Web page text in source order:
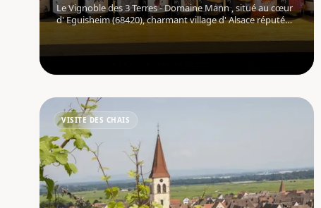
Le Vignoble des 3 Terres - Domaine Mann , situé au cœur
d' Eguisheim (68420), charmant village d' Alsace réputé
un domaine viticole familial fondé par Jean-Louis et
Fabienne Mann. Im
VISITE DES CHAIS